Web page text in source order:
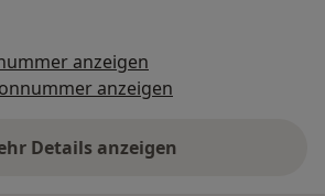
anzeigen
anzeigen
Details anzeigen
über die Adresse